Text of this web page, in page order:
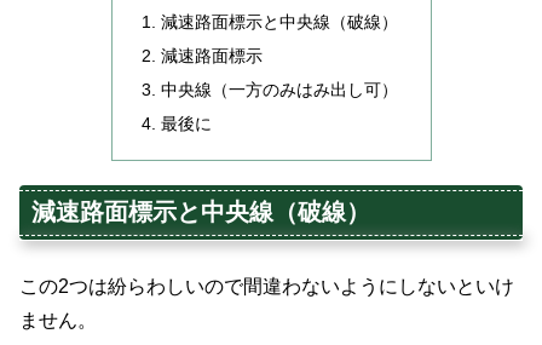
減速路面標示と中央線（破線）
減速路面標示
中央線（一方のみはみ出し可）
最後に
減速路面標示と中央線（破線）
この2つは紛らわしいので間違わないようにしないといけ
ません。